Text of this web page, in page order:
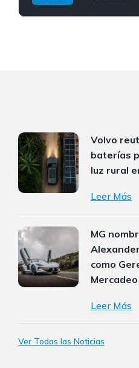
Volvo
baterías
luz rural
Leer Más
MG
como
Mercadeo
Leer Más
Ver Todas las Noticias